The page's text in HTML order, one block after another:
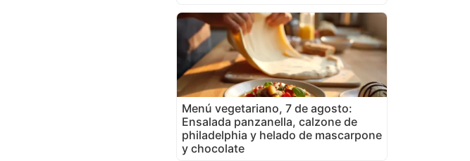
Menú vegetariano, 7 de agosto:
Ensalada panzanella, calzone de
philadelphia y helado de mascarpone
y chocolate